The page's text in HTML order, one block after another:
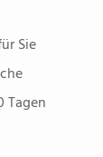
Sie
Tagen